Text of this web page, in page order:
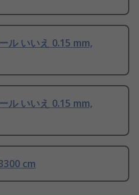
ル いいえ 0.15 mm,
ル いいえ 0.15 mm,
cm